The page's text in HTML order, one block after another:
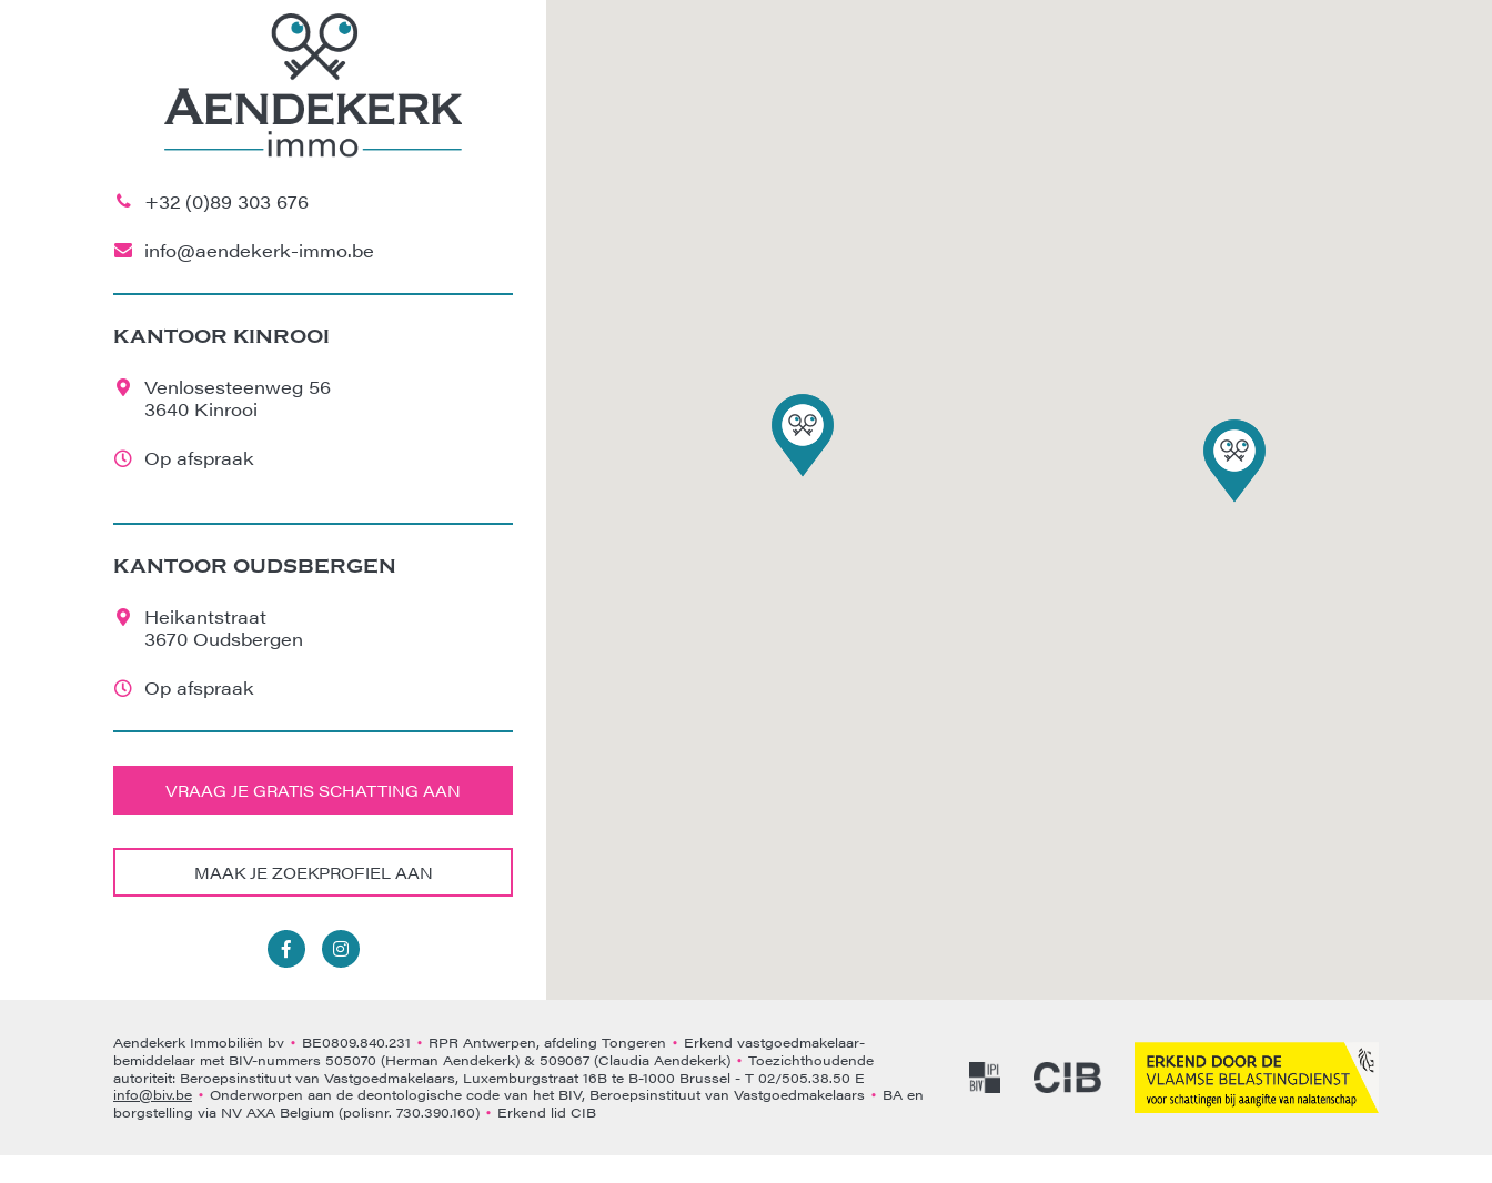
+32 (0)89 303 676
info@aendekerk-immo.be
KANTOOR KINROOI
Venlosesteenweg 56
3640 Kinrooi
Op afspraak
KANTOOR OUDSBERGEN
Heikantstraat
3670 Oudsbergen
Op afspraak
VRAAG JE GRATIS SCHATTING AAN
MAAK JE ZOEKPROFIEL AAN
Aendekerk Immobiliën bv • BE0809.840.231 • RPR Antwerpen, afdeling Tongeren • Erkend vastgoedmakelaar-
bemiddelaar met BIV-nummers 505070 (Herman Aendekerk) & 509067 (Claudia Aendekerk) • Toezichthoudende
autoriteit: Beroepsinstituut van Vastgoedmakelaars, Luxemburgstraat 16B te B-1000 Brussel - T 02/505.38.50 E
info@biv.be • Onderworpen aan de deontologische code van het BIV, Beroepsinstituut van Vastgoedmakelaars • BA en
borgstelling via NV AXA Belgium (polisnr. 730.390.160) • Erkend lid CIB